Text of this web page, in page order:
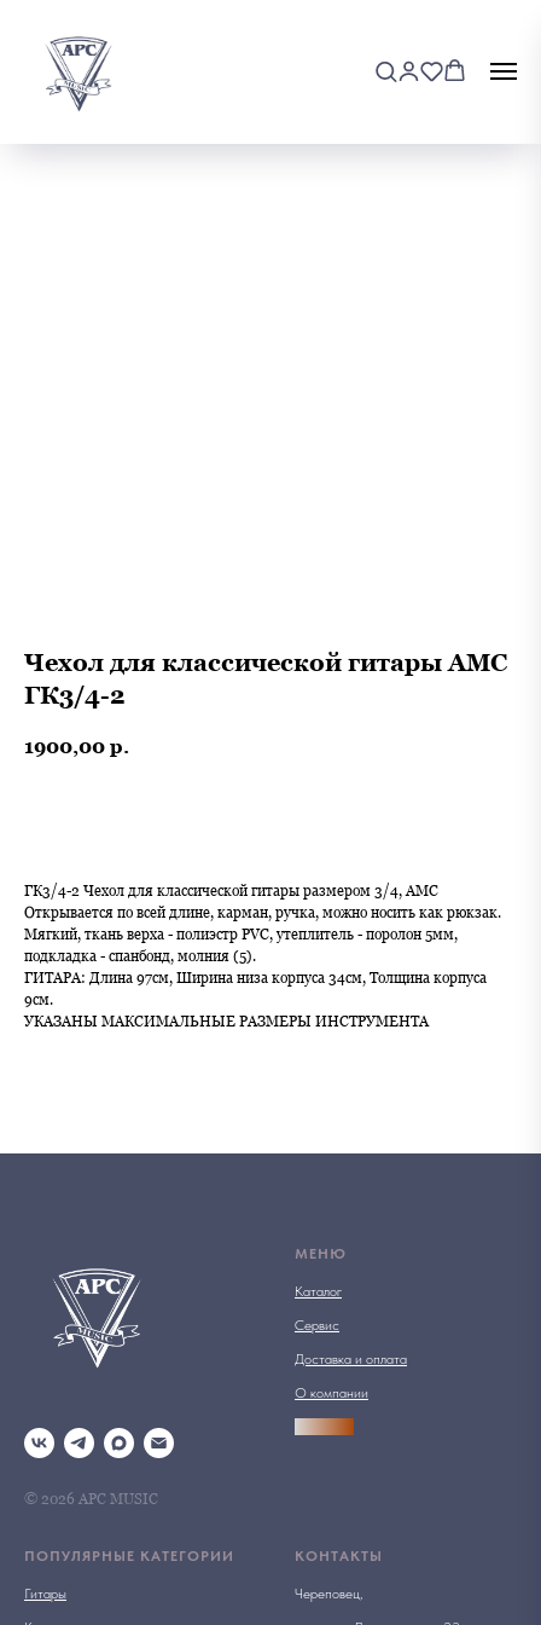
Чехол для классической гитары AMC
ГК3/4-2
1900,00 р.
ГК3/4-2 Чехол для классической гитары размером 3/4, АМС
Открывается по всей длине, карман, ручка, можно носить как рюкзак.
Мягкий, ткань верха - полиэстр PVC, утеплитель - поролон 5мм,
подкладка - спанбонд, молния (5).
ГИТАРА: Длина 97см, Ширина низа корпуса 34см, Толщина корпуса
9см.
УКАЗАНЫ МАКСИМАЛЬНЫЕ РАЗМЕРЫ ИНСТРУМЕНТА
© 2026 АРС MUSIC
МЕНЮ
Каталог
Сервис
Доставка и оплата
О компании
ПОПУЛЯРНЫЕ КАТЕГОРИИ
Гитары
КОНТАКТЫ
Череповец,